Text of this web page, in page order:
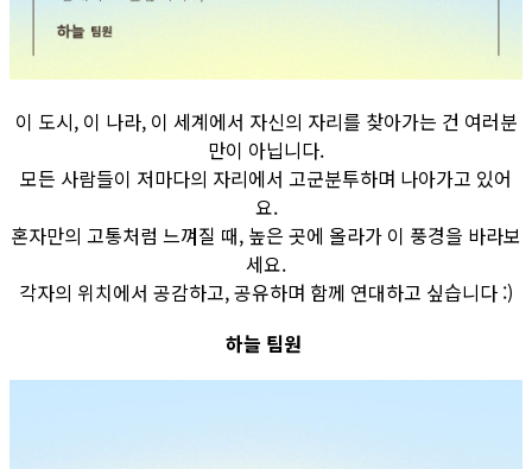
이 도시, 이 나라, 이 세계에서 자신의 자리를 찾아가는 건 여러분
만이 아닙니다.
모든 사람들이 저마다의 자리에서 고군분투하며 나아가고 있어
요.
혼자만의 고통처럼 느껴질 때, 높은 곳에 올라가 이 풍경을 바라보
세요.
각자의 위치에서 공감하고, 공유하며 함께 연대하고 싶습니다 :)
하늘 팀원